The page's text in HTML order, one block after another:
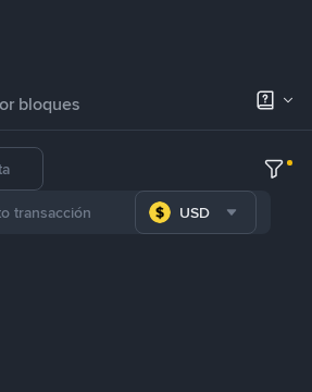
bloques
USD